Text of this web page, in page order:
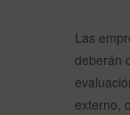
Las
deberán
externo,